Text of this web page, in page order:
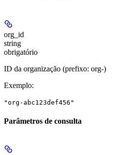
org_id
string
obrigatório
ID da organização (prefixo: org-)
Exemplo:
"org-abc123def456"
Parâmetros de consulta